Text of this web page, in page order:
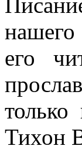
его
Тихон